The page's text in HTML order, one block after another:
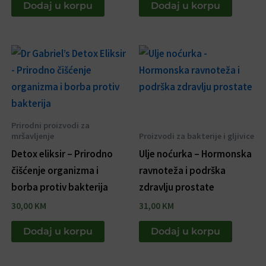
Dodaj u korpu Dodaj u korpu
Prirodni proizvodi za
mršavljenje
Detox eliksir – Prirodno
čišćenje organizma i
borba protiv bakterija
30,00 KM
Dodaj u korpu
Proizvodi za bakterije i gljivice
Ulje noćurka – Hormonska
ravnoteža i podrška
zdravlju prostate
31,00 KM
Dodaj u korpu